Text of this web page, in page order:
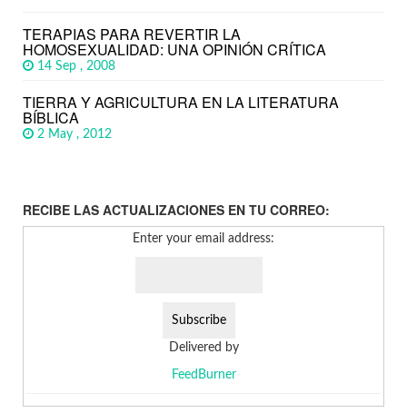
TERAPIAS PARA REVERTIR LA
HOMOSEXUALIDAD: UNA OPINIÓN CRÍTICA
14 Sep , 2008
TIERRA Y AGRICULTURA EN LA LITERATURA
BÍBLICA
2 May , 2012
RECIBE LAS ACTUALIZACIONES EN TU CORREO:
Enter your email address:
Delivered by
FeedBurner